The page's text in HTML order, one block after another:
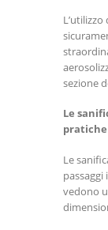
sezione
Le
pratiche
Le
vedono